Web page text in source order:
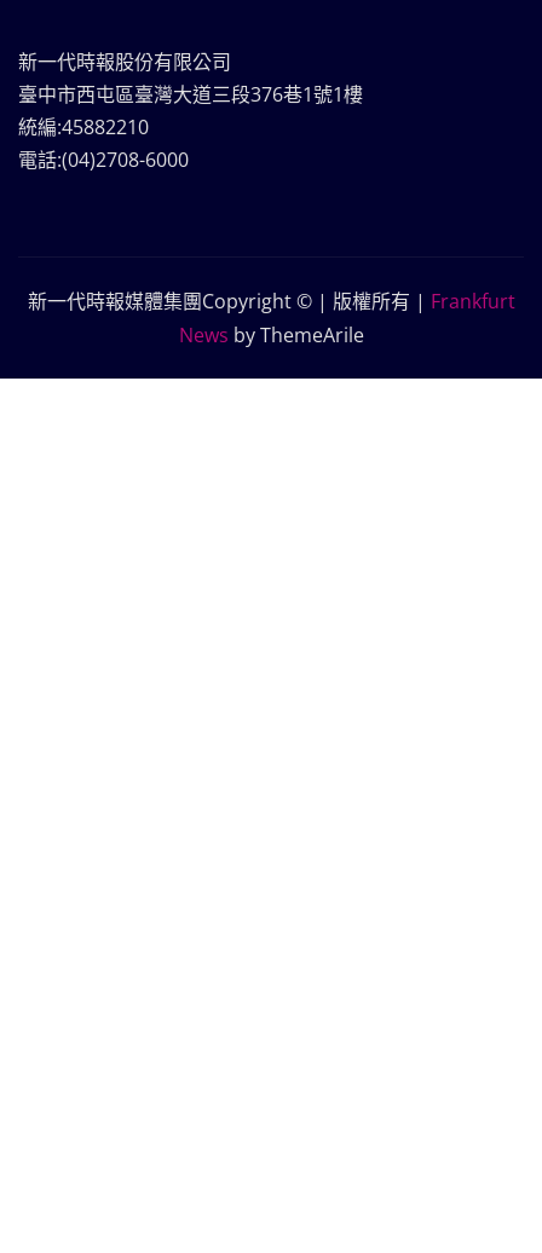
新一代時報股份有限公司
臺中市西屯區臺灣大道三段376巷1號1樓
統編:45882210
電話:(04)2708-6000
新一代時報媒體集團Copyright © | 版權所有 | Frankfurt
News by ThemeArile